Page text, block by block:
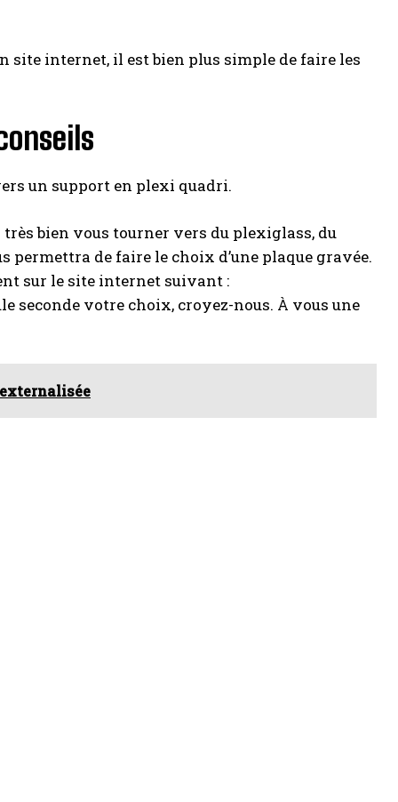
site internet, il est bien plus simple de faire les
un support en plexi quadri.
bien vous tourner vers du plexiglass, du
permettra de faire le choix d’une plaque gravée.
sur le site internet suivant :
seconde votre choix, croyez-nous. À vous une